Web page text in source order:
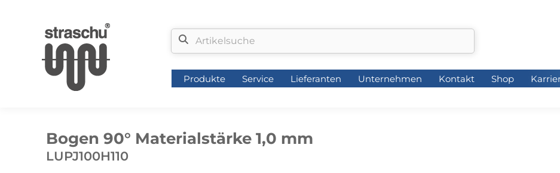
Produkte Service Lieferanten Unternehmen Kontakt Shop
Bogen 90° Materialstärke 1,0 mm
LUPJ100H110
Produkte Service Lieferanten Unternehmen Kontakt